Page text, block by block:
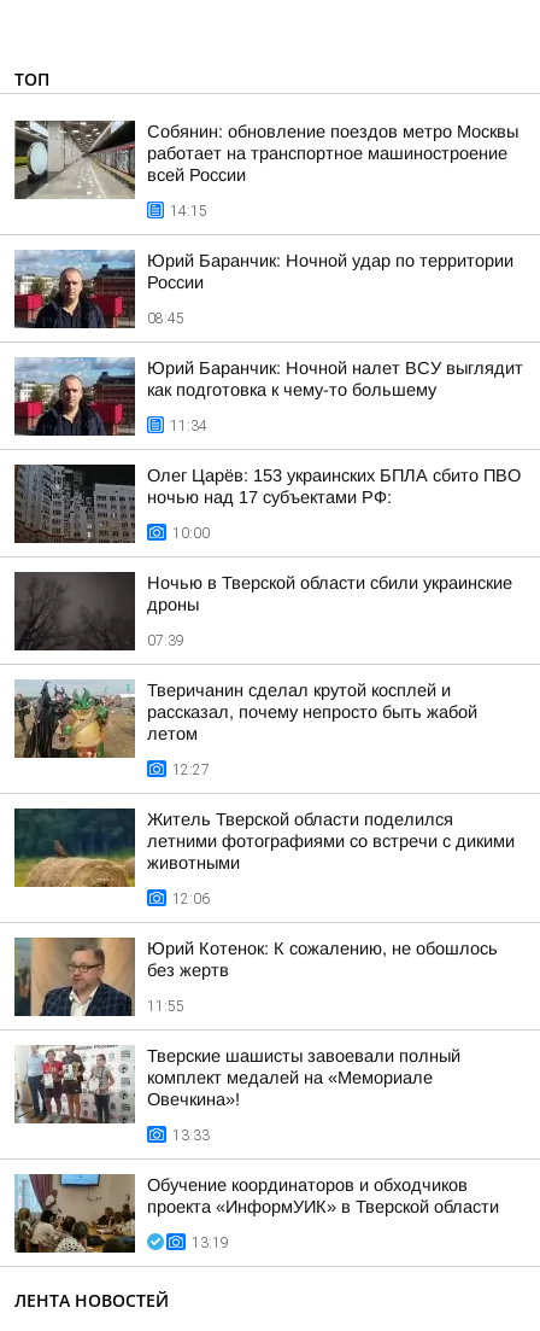
ТОП
Собянин: обновление поездов метро Москвы
работает на транспортное машиностроение
всей России
14:15
Юрий Баранчик: Ночной удар по территории
России
08:45
Юрий Баранчик: Ночной налет ВСУ выглядит
как подготовка к чему-то большему
11:34
Олег Царёв: 153 украинских БПЛА сбито ПВО
ночью над 17 субъектами РФ:
10:00
Ночью в Тверской области сбили украинские
дроны
07:39
Тверичанин сделал крутой косплей и
рассказал, почему непросто быть жабой
летом
12:27
Житель Тверской области поделился
летними фотографиями со встречи с дикими
животными
12:06
Юрий Котенок: К сожалению, не обошлось
без жертв
11:55
Тверские шашисты завоевали полный
комплект медалей на «Мемориале
Овечкина»!
13:33
Обучение координаторов и обходчиков
проекта «ИнформУИК» в Тверской области
13:19
ЛЕНТА НОВОСТЕЙ